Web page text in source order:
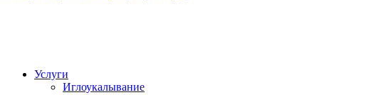
Услуги
Иглоукалывание